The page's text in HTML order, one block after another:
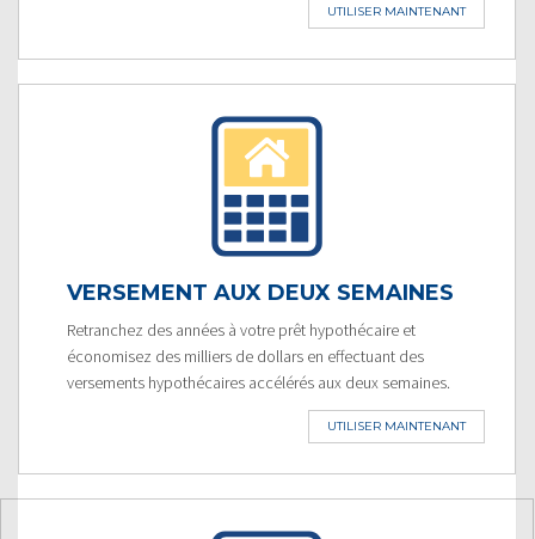
UTILISER MAINTENANT
VERSEMENT AUX DEUX SEMAINES
Retranchez des années à votre prêt hypothécaire et
économisez des milliers de dollars en effectuant des
versements hypothécaires accélérés aux deux semaines.
UTILISER MAINTENANT